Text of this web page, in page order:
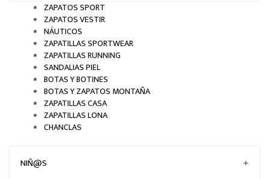
ZAPATOS SPORT
ZAPATOS VESTIR
NÁUTICOS
ZAPATILLAS SPORTWEAR
ZAPATILLAS RUNNING
SANDALIAS PIEL
BOTAS Y BOTINES
BOTAS Y ZAPATOS MONTAÑA
ZAPATILLAS CASA
ZAPATILLAS LONA
CHANCLAS
NIÑ@S +